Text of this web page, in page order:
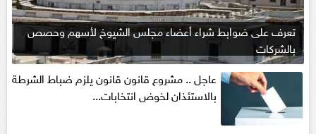
تعرف على ضوابط شراء أعضاء مجلس الشيوخ لأسهم وحصص
بالشركات
عاجل .. مشروع قانون قانون يلزم ضباط الشرطة
بالاستئذان لخوض انتخابات...